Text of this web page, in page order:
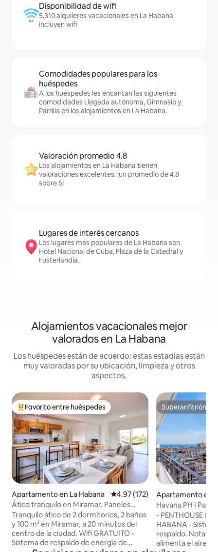
Disponibilidad de wifi
5,310 alquileres vacacionales en La Habana
incluyen wifi
Comodidades populares para los
huéspedes
A los huéspedes les encantan las siguientes
comodidades Llegada autónoma, Gimnasio y
Parrilla en los alojamientos en La Habana.
Valoración promedio 4.8
Los alojamientos en La Habana tienen
valoraciones excelentes: ¡un promedio de 4.8
sobre 5!
Lugares de interés cercanos
Los lugares más populares de La Habana son
Hotel Nacional de Cuba, Plaza de la Catedral y
Fusterlandia.
Alojamientos vacacionales mejor
valorados en La Habana
Los huéspedes están de acuerdo: estas estadías están
muy valoradas por su ubicación, limpieza y otros
aspectos.
Favorito entre huéspedes preferido
Favorito entre huéspedes
Apartamento en La Habana Calificación promedio: 4.97 de
4.97 (172)
Ático tranquilo en Miramar. Paneles
solares y wifi
Tranquilo ático de 2 dormitorios, 2 baños
y 100 m² en Miramar, a 20 minutos del
centro de la ciudad. Wifi GRATUITO -
Sistema de respaldo de energía de
Superanfitrión
Superanfitrión
Apartamento en
bana
Havana PH |
respaldo |
- PENTHOUSE
HABANA - Sistema de energía de
respaldo. Nota: El
alimenta el aire